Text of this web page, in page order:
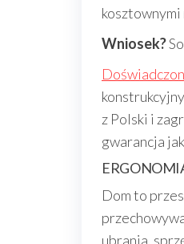
kosztownymi
Wniosek?
z Polski i
gwarancja
Dom to
ubrania,